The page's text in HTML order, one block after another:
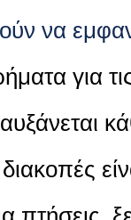
να
για
διακοπές